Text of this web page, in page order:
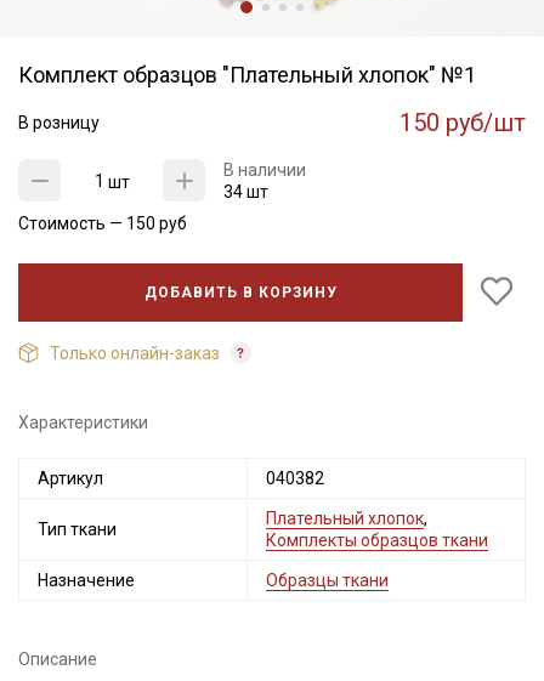
Комплект образцов "Плательный хлопок" №1
В розницу 150 руб/шт
шт
В наличии
34 шт
Стоимость — 150 руб
ДОБАВИТЬ В КОРЗИНУ
Только онлайн-заказ
Характеристики
Артикул 040382
Тип ткани
Плательный хлопок,
Комплекты образцов ткани
Назначение Образцы ткани
Описание
промокоды и скидки до 30% на узкие
категории тканей